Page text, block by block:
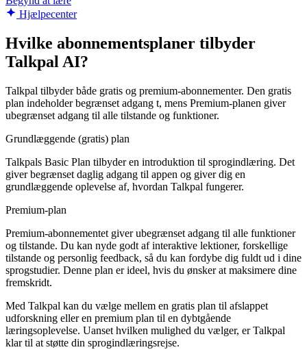
Hjælpecenter
Hvilke abonnementsplaner tilbyder
Talkpal AI?
Talkpal tilbyder både gratis og premium-abonnementer. Den gratis
plan indeholder begrænset adgang t, mens Premium-planen giver
ubegrænset adgang til alle tilstande og funktioner.
Grundlæggende (gratis) plan
Talkpals Basic Plan tilbyder en introduktion til sprogindlæring. Det
giver begrænset daglig adgang til appen og giver dig en
grundlæggende oplevelse af, hvordan Talkpal fungerer.
Premium-plan
Premium-abonnementet giver ubegrænset adgang til alle funktioner
og tilstande. Du kan nyde godt af interaktive lektioner, forskellige
tilstande og personlig feedback, så du kan fordybe dig fuldt ud i dine
sprogstudier. Denne plan er ideel, hvis du ønsker at maksimere dine
fremskridt.
Med Talkpal kan du vælge mellem en gratis plan til afslappet
udforskning eller en premium plan til en dybtgående
læringsoplevelse. Uanset hvilken mulighed du vælger, er Talkpal
klar til at støtte din sprogindlæringsrejse.